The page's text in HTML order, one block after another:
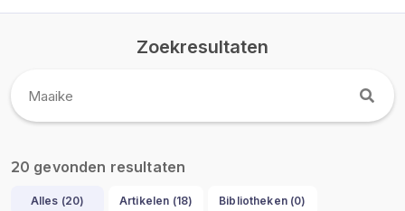
Zoekresultaten
20 gevonden resultaten
Alles (20) Artikelen (18) Bibliotheken (0)